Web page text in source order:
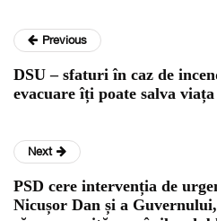
Previous
DSU – sfaturi în caz de
evacuare îți poate salva viața
Next
PSD cere intervenția de
Nicușor Dan și a